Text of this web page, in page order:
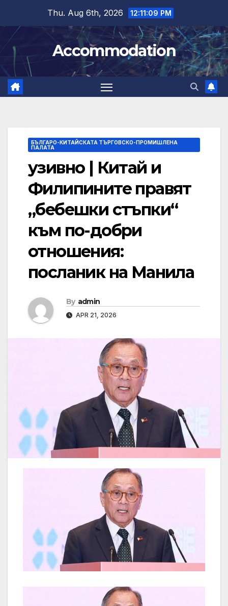
content
Thu. Aug 6th, 2026 12:11:10 PM
Accommodation
БЪЛГАРО-КИТАЙСКАТА ТЪРГОВСКО-ПРОМИШЛЕНА
ПАЛАТА
узивно | Китай и
Филипините правят
„бебешки стъпки“
към по-добри
отношения:
посланик на Манила
By admin
APR 21, 2026